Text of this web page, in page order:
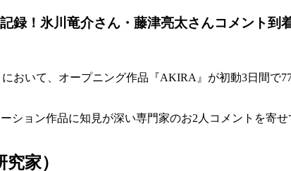
録！氷川竜介さん・藤津亮太さんコメント到
おいて、オープニング作品『AKIRA』が初動3日間で
ション作品に知見が深い専門家のお2人コメントを寄せ
家）